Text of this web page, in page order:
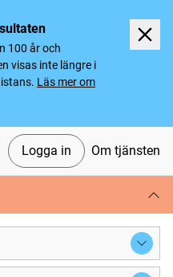
100 år och
visas inte längre i
Läs mer om
Logga in Om tjänsten